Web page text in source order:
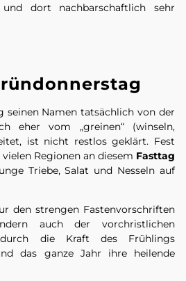
dort nachbarschaftlich sehr
seinen Namen tatsächlich von der
eher vom „greinen“ (winseln,
ist nicht restlos geklärt. Fest
Regionen an diesem Fasttag
Triebe, Salat und Nesseln auf
den strengen Fastenvorschriften
auch der vorchristlichen
die Kraft des Frühlings
das ganze Jahr ihre heilende